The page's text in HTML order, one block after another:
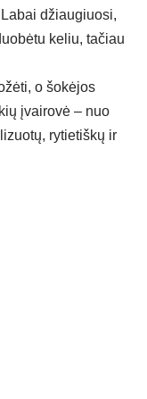
džiaugiuosi,
keliu, tačiau
o šokėjos
įvairovė – nuo
rytietiškų ir